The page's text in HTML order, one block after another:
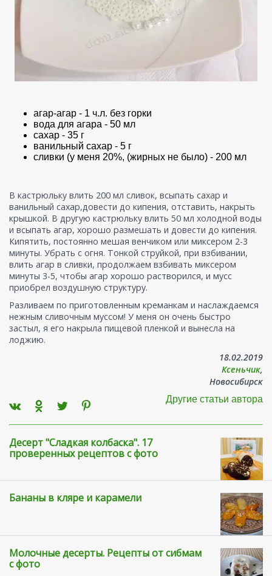
агар-агар - 1 ч.л. без горки
вода для агара - 50 мл
сахар - 35 г
ванильный сахар - 5 г
сливки (у меня 20%, (жирных не было) - 200 мл
В кастрюльку влить 200 мл сливок, всыпать сахар и
ванильный сахар,довести до кипения, отставить, накрыть
крышкой. В другую кастрюльку влить 50 мл холодной воды
и всыпать агар, хорошо размешать и довести до кипения.
Кипятить, постоянно мешая венчиком или миксером 2-3
минуты. Убрать с огня. Тонкой струйкой, при взбивании,
влить агар в сливки, продолжаем взбивать миксером
минуты 3-5, чтобы агар хорошо растворился, и мусс
приобрел воздушную структуру.
Разливаем по приготовленным креманкам и наслаждаемся
нежным сливочным муссом! У меня он очень быстро
застыл, я его накрыла пищевой пленкой и вынесла на
лоджию.
18.02.2019
Ксеньчик,
Новосибирск
Другие статьи автора
Десерт "Сладкая колбаска". 17
проверенных рецептов с фото
Бананы в кляре и карамели
Молочные десерты. Рецепты от сибмам
с фото